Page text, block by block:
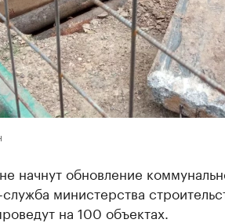
начнут обновление
министерства
на 100 объектах.